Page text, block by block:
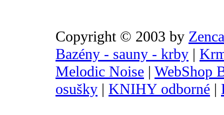
Copyright © 2003 by
Bazény - sauny - krby |
Melodic Noise | WebShop
osušky | KNIHY odborné |